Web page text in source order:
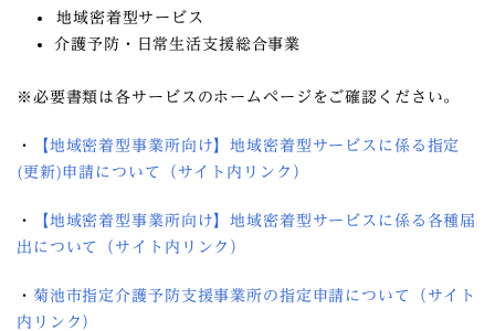
地域密着型サービス
介護予防・日常生活支援総合事業
※必要書類は各サービスのホームページをご確認ください。
・
【地域密着型事業所向け】地域密着型サービスに係る指定
(更新)申請について（サイト内リンク）
・
【地域密着型事業所向け】地域密着型サービスに係る各種届
出について（サイト内リンク）
・ 菊池市指定介護予防支援事業所の指定申請について（サイト
内リンク）